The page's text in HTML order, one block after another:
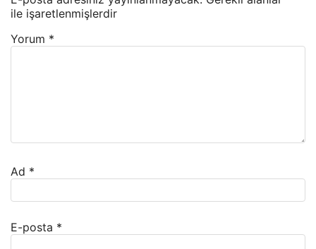
ile işaretlenmişlerdir
Yorum *
Ad *
E-posta *